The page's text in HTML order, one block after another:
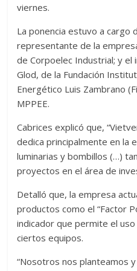
viernes.
La ponencia estuvo a cargo
representante de la
de Corpoelec Industrial; y el
Glod, de la Fundación
Energético Luis Zambrano
MPPEE.
Cabrices explicó que,
dedica principalmente en la
luminarias y bombillos (…)
proyectos en el área de
Detalló que, la empresa
productos como el “Factor
indicador que permite el
ciertos equipos.
“Nosotros nos planteamos